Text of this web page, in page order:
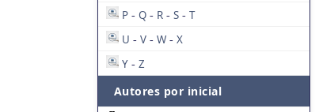
P - Q - R - S - T
U - V - W - X
Y - Z
Autores por inicial